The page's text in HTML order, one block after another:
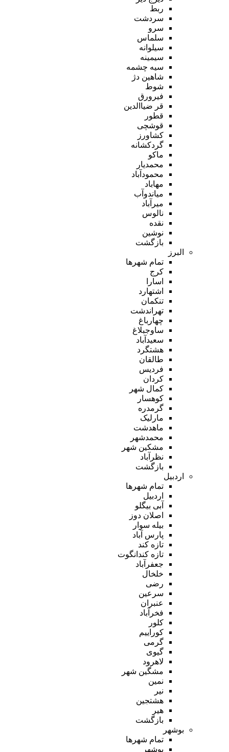
ربط
سردشت
سرو
سلماس
سیلوانه
سیمینه
سیه چشمه
شاهین دژ
شوط
فیرورق
قر ضیاالدین
قطور
قوشچی
کشاورز
گردکشانه
ماکو
محمدیار
محمودآباد
مهاباد
میاندوآب
میرآباد
نالوس
نقده
نوشین
بازگشت
البرز
تمام شهر‌ها
کرج
اسارا
اشتهارد
تنکمان
تهراندشت
چهارباغ
ساوجبلاغ
سعیدآباد
هشتگرد
طالقان
فردیس
کردان
کمال شهر
کوهسار
گرمدره
مارلیک
ماهدشت
محمدشهر
مشکین شهر
نظرآباد
بازگشت
اردبیل
تمام شهر‌ها
اردبیل
آبی بیگلو
اصلان دوز
بیله سوار
پارس آباد
تازه کند
تازه کندانگوت
جعفرآباد
خلخال
رضی
سرعین
عنبران
فخرآباد
کلور
کوراییم
گرمی
گیوی
لاهرود
مشگین شهر
نمین
نیر
هشتجین
هیر
بازگشت
بوشهر
تمام شهر‌ها
بوشهر